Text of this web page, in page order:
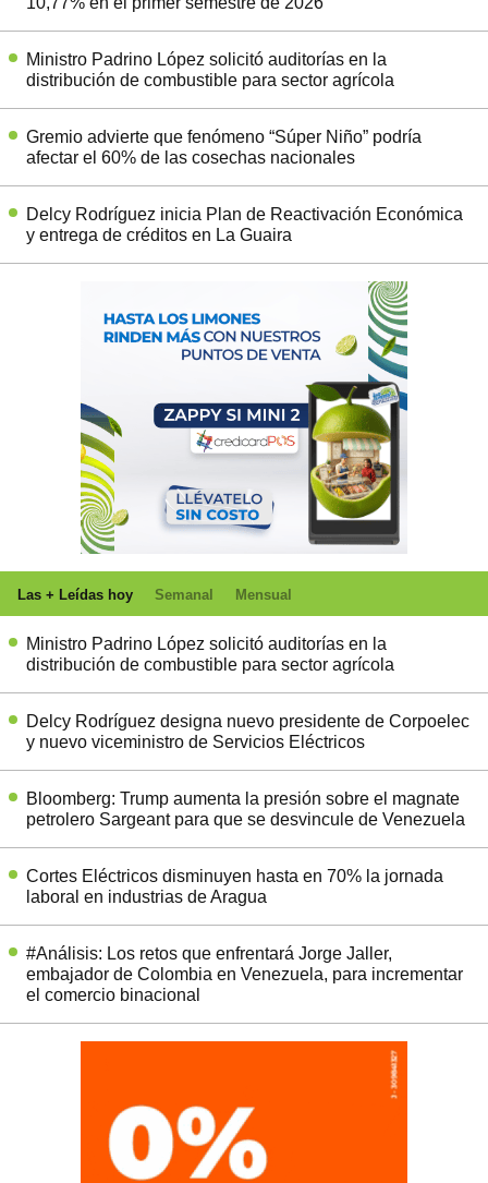
Ministro Padrino López solicitó auditorías en la
distribución de combustible para sector agrícola
Gremio advierte que fenómeno “Súper Niño” podría
afectar el 60% de las cosechas nacionales
Delcy Rodríguez inicia Plan de Reactivación Económica
y entrega de créditos en La Guaira
Las + Leídas hoy Semanal Mensual
Ministro Padrino López solicitó auditorías en la
distribución de combustible para sector agrícola
Delcy Rodríguez designa nuevo presidente de Corpoelec
y nuevo viceministro de Servicios Eléctricos
Bloomberg: Trump aumenta la presión sobre el magnate
petrolero Sargeant para que se desvincule de Venezuela
Cortes Eléctricos disminuyen hasta en 70% la jornada
laboral en industrias de Aragua
#Análisis: Los retos que enfrentará Jorge Jaller,
embajador de Colombia en Venezuela, para incrementar
el comercio binacional